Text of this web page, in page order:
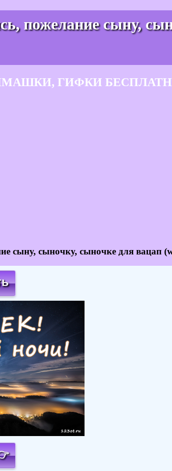
пожелание сыну,
ГИФКИ
сыну, сыночку, сыночке для вацап